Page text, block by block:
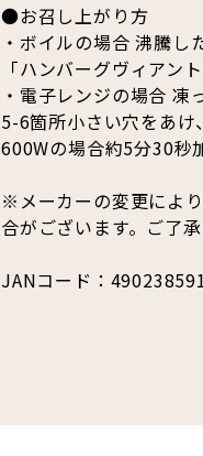
●お召し上がり方
・ボイルの場合 沸騰し
「ハンバーグヴィアン
・電子レンジの場合 凍
5-6箇所小さい穴をあけ
600Wの場合約5分30秒
※メーカーの変更によ
合がございます。ご了
JANコード：